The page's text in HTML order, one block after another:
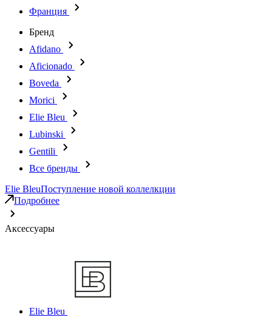
Франция
Бренд
Afidano
Aficionado
Boveda
Morici
Elie Bleu
Lubinski
Gentili
Все бренды
Elie BleuПоступление новой коллелкции
Подробнее
Аксессуары
Elie Bleu